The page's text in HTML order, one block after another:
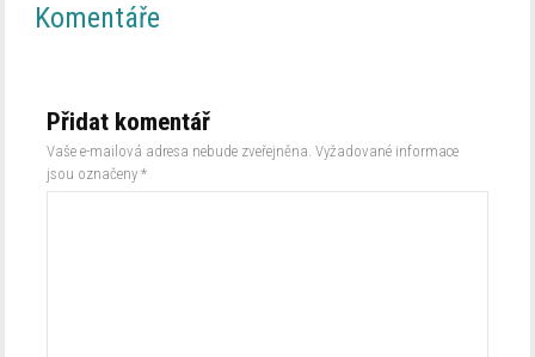
Komentáře
Přidat komentář
Vaše e-mailová adresa nebude zveřejněna. Vyžadované informace
jsou označeny*